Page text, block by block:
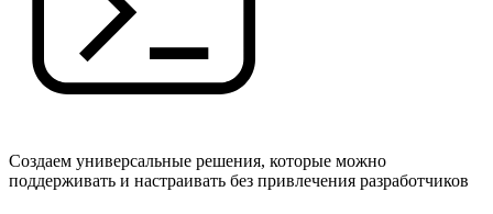
Создаем универсальные решения, которые можно
поддерживать и настраивать без привлечения разработчиков